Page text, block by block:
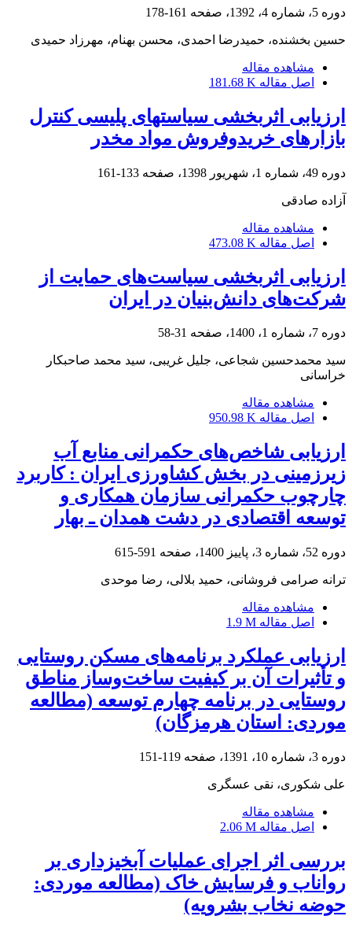
دوره 5، شماره 4، 1392، صفحه 161-178
حسین بخشنده، حمیدرضا احمدی، محسن بهنام، مهرزاد حمیدی
مشاهده مقاله
اصل مقاله 181.68 K
ارزیابی اثربخشی سیاستهای پلیسی کنترل
بازارهای خریدوفروش مواد مخدر
دوره 49، شماره 1، شهریور 1398، صفحه 133-161
آزاده صادقی
مشاهده مقاله
اصل مقاله 473.08 K
ارزیابی اثربخشی سیاست‌های حمایت از
شرکت‌های دانش‌بنیان در ایران
دوره 7، شماره 1، 1400، صفحه 31-58
سید محمدحسین شجاعی، جلیل غریبی، سید محمد صاحبکار
خراسانی
مشاهده مقاله
اصل مقاله 950.98 K
ارزیابی شاخص‌های حکمرانی منابع آب
زیرزمینی در بخش کشاورزی ایران : کاربرد
چارچوب حکمرانی سازمان همکاری و
توسعه اقتصادی در دشت همدان ـ بهار
دوره 52، شماره 3، پاییز 1400، صفحه 591-615
ترانه صرامی فروشانی، حمید بلالی، رضا موحدی
مشاهده مقاله
اصل مقاله 1.9 M
ارزیابی عملکرد برنامه‌های مسکن روستایی
و تأثیرات آن بر کیفیت ساخت‌وساز مناطق
روستایی در برنامه چهارم توسعه (مطالعه
موردی: استان هرمزگان)
دوره 3، شماره 10، 1391، صفحه 119-151
علی شکوری، نقی عسگری
مشاهده مقاله
اصل مقاله 2.06 M
بررسی اثر اجرای عملیات آبخیزداری بر
رواناب و فرسایش خاک (مطالعه موردی:
حوضه نخاب بشرویه)